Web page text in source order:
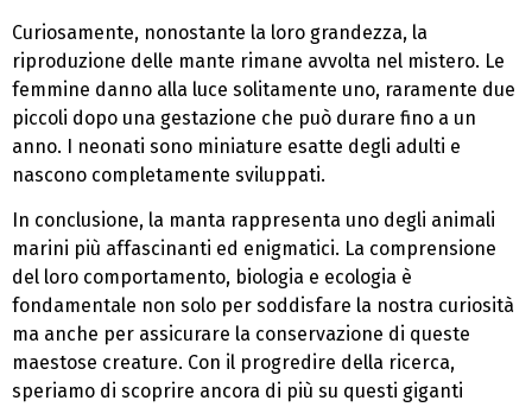
Curiosamente, nonostante la loro grandezza, la
riproduzione delle mante rimane avvolta nel mistero. Le
femmine danno alla luce solitamente uno, raramente due
piccoli dopo una gestazione che può durare fino a un
anno. I neonati sono miniature esatte degli adulti e
nascono completamente sviluppati.
In conclusione, la manta rappresenta uno degli animali
marini più affascinanti ed enigmatici. La comprensione
del loro comportamento, biologia e ecologia è
fondamentale non solo per soddisfare la nostra curiosità
ma anche per assicurare la conservazione di queste
maestose creature. Con il progredire della ricerca,
speriamo di scoprire ancora di più su questi giganti